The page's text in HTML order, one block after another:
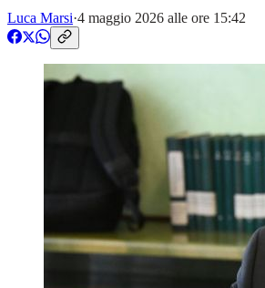
Luca Marsi·4 maggio 2026 alle ore 15:42